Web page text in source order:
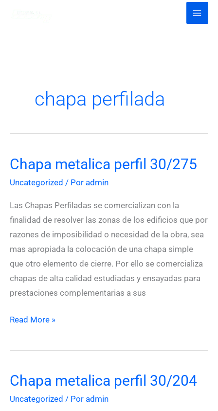
chapa perfilada
Chapa metalica perfil 30/275
Uncategorized / Por admin
Las Chapas Perfiladas se comercializan con la
finalidad de resolver las zonas de los edificios que por
razones de imposibilidad o necesidad de la obra, sea
mas apropiada la colocación de una chapa simple
que otro elemento de cierre. Por ello se comercializa
chapas de alta calidad estudiadas y ensayadas para
prestaciones complementarias a sus
Chapa
30/275
Read More »
Chapa metalica perfil 30/204
Uncategorized / Por admin
Chapa